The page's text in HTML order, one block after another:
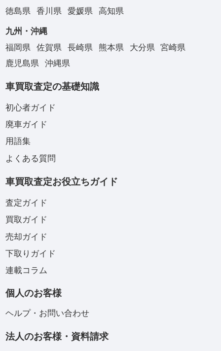
徳島県
香川県 愛媛県 高知県
九州・沖縄
福岡県
佐賀県 長崎県 熊本県 大分県
宮崎県
鹿児島県
沖縄県
車買取査定の基礎知識
初心者ガイド
廃車ガイド
用語集
よくある質問
車買取査定お役立ちガイド
査定ガイド
買取ガイド
売却ガイド
下取りガイド
連載コラム
個人のお客様
ヘルプ・お問い合わせ
法人のお客様・資料請求